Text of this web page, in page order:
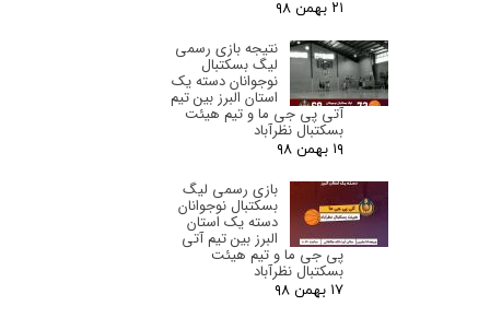
۲۱ بهمن ۹۸
نتیجه بازی رسمی
لیگ بسکتبال
نوجوانان دسته یک
استان البرز‌ بین تیم
آتی پی جی ما و تیم هیئت
بسکتبال نظرآباد
۱۹ بهمن ۹۸
بازی رسمی لیگ
بسکتبال نوجوانان
دسته یک استان
البرز‌ بین تیم آتی
پی جی ما و تیم هیئت
بسکتبال نظرآباد
۱۷ بهمن ۹۸